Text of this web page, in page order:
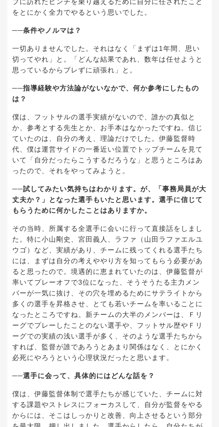
をとにかく全力でやるという思いでした。
──条件やノルマは？
一切ありませんでした。それはなく「まずは1年間、思い
切ってやれ」と。「どんな結果であれ、数年は任せようと
思っているからブレずに頑張れ」と。
──指導経験や方法論がないなかで、何か参考にしたもの
は？
僕は、フットサルの選手実績がないので、誰かの真似と
か、参考とする先生とか、お手本はなかったですね。信じ
ていたのは、自分の考え、理論だけでした。伊藤監督時
代、僕は運営サイドの一番近い位置でトップチームを見て
いて「自分だったらこうするだろうな」と思うところはあ
ったので、それをやってみようと。
──試してみたい気持ちはわかります。が、「事務局員が大
丈夫か？」となった選手もいたと思います。選手に信じて
もらうために何かしたことはありますか。
その当時、所属する全選手に会いに行って直接話をしまし
た。特に小山剛史、宮田義人、ラファ（山田ラファエルユ
ウゴ）など、実績があり、チームに残ってくれる選手たち
には、まずは自分の考えややり方を知ってもらう必要があ
ると思ったので。境遇的に恵まれていたのは、伊藤監督が
率いてプレーオフで3位になった、そうそうたる主力メン
バーが一気に抜け、その穴を埋めるためにサテライトから
多くの選手を昇格させ、とても若いチームを率いることに
なったところですね。新チームの大半のメンバーは、Ｆリ
ーグでプレーしたことのない選手や、フットサル歴やＦリ
ーグでの実績の浅い選手が多く、そのような選手たちから
すれば、監督が誰であろうとあまり関係はなく、とにかく
必死にやろうという心理状況だったと思います。
──選手に会って、具体的にはどんな話を？
僕は、伊藤監督体制で選手たちが感じていた、チームに対
する課題やストレスにフォーカスして、自分が監督をやる
からには、そこはしっかりと改善、向上させるという部分